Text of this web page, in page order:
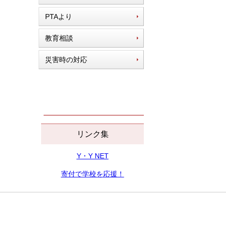
PTAより
教育相談
災害時の対応
リンク集
Y・Y NET
寄付で学校を応援！